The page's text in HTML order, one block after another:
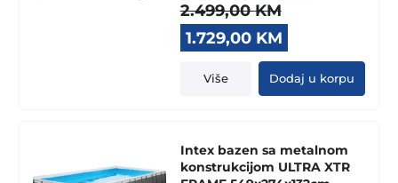
2.499,00KM
Original
price
was:
2.499,00 KM.
1.729,00 KM
price
is:
1.729,00 KM.
Više Dodaj u korpu
Intex bazen sa metalnom
konstrukcijom ULTRA XTR